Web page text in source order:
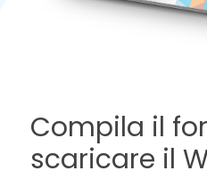
Compila il
scaricare il